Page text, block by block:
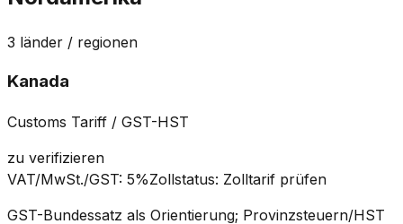
3 länder / regionen
Kanada
Customs Tariff / GST-HST
zu verifizieren
VAT/MwSt./GST: 5%Zollstatus: Zolltarif prüfen
GST-Bundessatz als Orientierung; Provinzsteuern/HST